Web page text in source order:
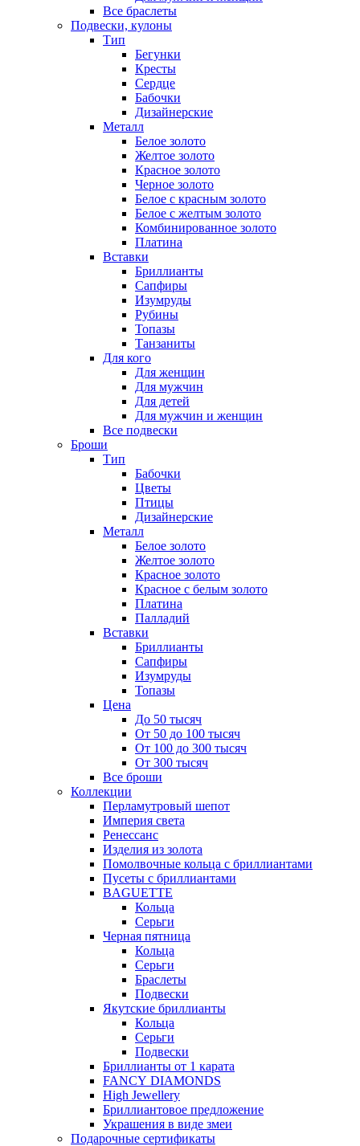
Все браслеты
Подвески, кулоны
Тип
Бегунки
Кресты
Сердце
Бабочки
Дизайнерские
Металл
Белое золото
Желтое золото
Красное золото
Черное золото
Белое с красным золото
Белое с желтым золото
Комбинированное золото
Платина
Вставки
Бриллианты
Сапфиры
Изумруды
Рубины
Топазы
Танзаниты
Для кого
Для женщин
Для мужчин
Для детей
Для мужчин и женщин
Все подвески
Броши
Тип
Бабочки
Цветы
Птицы
Дизайнерские
Металл
Белое золото
Желтое золото
Красное золото
Красное с белым золото
Платина
Палладий
Вставки
Бриллианты
Сапфиры
Изумруды
Топазы
Цена
До 50 тысяч
От 50 до 100 тысяч
От 100 до 300 тысяч
От 300 тысяч
Все броши
Коллекции
Перламутровый шепот
Империя света
Ренессанс
Изделия из золота
Помолвочные кольца с бриллиантами
Пусеты с бриллиантами
BAGUETTE
Кольца
Серьги
Черная пятница
Кольца
Серьги
Браслеты
Подвески
Якутские бриллианты
Кольца
Серьги
Подвески
Бриллианты от 1 карата
FANCY DIAMONDS
High Jewellery
Бриллиантовое предложение
Украшения в виде змеи
Подарочные сертификаты